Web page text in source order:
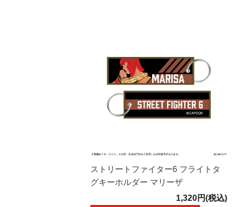
ストリートファイター6 フライトタ
グキーホルダー マリーザ
1,320円(税込)